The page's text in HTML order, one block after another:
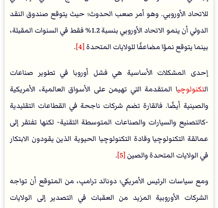
للاتحاد الأوروبي. وهو أمر صعب الحدوث؛ حيث يتوقع صندوق النقد
الدولي أن ينمو الاتحاد الأوروبي بنسبة 1.2% فقط في السنوات المقبلة،
بينما يتوقع نموًا مضاعفًا للولايات المتحدة [4]
.
إحدى المشكلات الأساسية هي فشل أوروبا في تطوير صناعات
التكنولوچيا المتقدمة التي تهيمن على الأسواق العالمية، الأمريكية
والصينية أيضًا. فالقارة تضم شركات ناجحة في القطاعات التقليدية
-كالتصنيع والسيارات والصناعات المتوسطة التقنية- لكنها تفتقر إلى
عمالقة التكنولوچيا وقادة التكنولوچيا الحيوية الذين يقودون الابتكار
في الولايات المتحدة والصين [5]
.
ومع سياسات الرئيس الأمريكي؛ دونالد ترامپ، من المتوقع أن تواجه
الشركات الأوروبية المزيد من العقبات في التصدير إلى الولايات